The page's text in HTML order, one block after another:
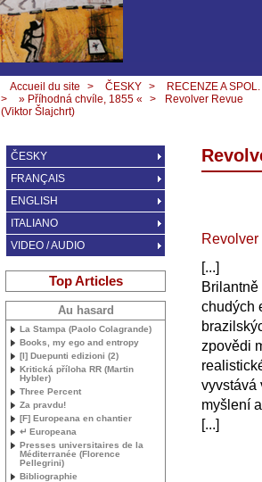
Accueil du site > ČESKY >
RECENZE A SPOL.
>
» Příhodná chvíle, 1855 « >
Revolver Revue
(Viktor Šlajchrt)
[...]
chudých
zpovědi
vyvstává
myšlení
[...]
ČESKY
FRANÇAIS
ENGLISH
ITALIANO
VIDEO / AUDIO
Top Articles
Au hasard
La Stampa (Paolo Colagrande)
Books, my ego and entropy
[I] Duepunti edizioni (2)
Kritická příloha RR (Martin
Hybler)
Three Percent
Za pravdu!
[F] Europeana en chantier
↵ Europeana
Presses universitaires de la
Méditerranée (Florence
Pellegrini)
Bibliographie